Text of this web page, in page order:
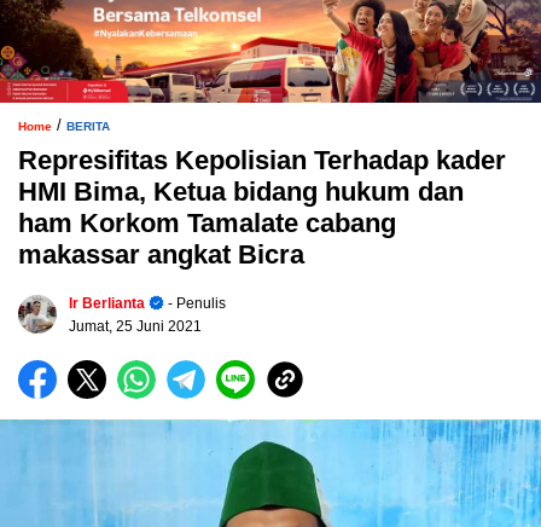
Home / BERITA
Represifitas Kepolisian Terhadap kader
HMI Bima, Ketua bidang hukum dan
ham Korkom Tamalate cabang
makassar angkat Bicra
Ir Berlianta
- Penulis
Jumat, 25 Juni 2021